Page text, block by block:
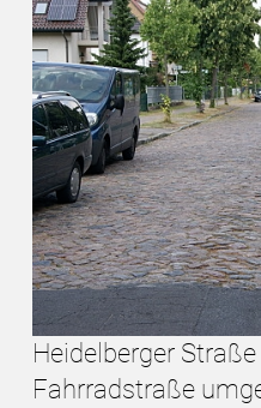
Heidelberger
Fahrradstraße